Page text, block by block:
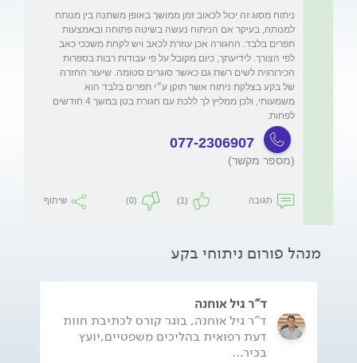
ניתוח מסוג זה יכול לכאוב זמן ממושך באופן משתנה בין מנותח
למנותח, בעיקר אם הניתוח נעשה בשיטה פתוחה ובאמצעות
תפרים בלבד. החגורה אכן עוזרת לכאב ויש לקחת משככי כאב
לפי הצורך. לידיעתך, כיום מקובל על פי עבודות רבות בספרות
הכירורגית לשים רשת גם כאשר סוגרים סטומה. שיעור החזרה
של בקע בצלקת ניתוח אשר תוקן ע״י תפרים בלבד הוא
משמעותי, ולכן ממליץ לך ללכת עם חגורת בטן במשך 4 חודשים
לפחות.
077-2306907
(מספר מקשר)
תגובה (1)
(0) שיתוף
מנהל פורום ניתוחי בקע
ד"ר גיל אוחנה
ד"ר גיל אוחנה, בוגר קורס לכתיבת חוות
דעת רפואית בהליכים משפטיים,יועץ
בכיר...